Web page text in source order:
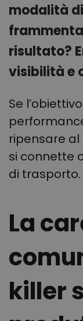
modalità
risultato?
visibilità e
Se
ripensare
si connette
di trasporto.
La
killer